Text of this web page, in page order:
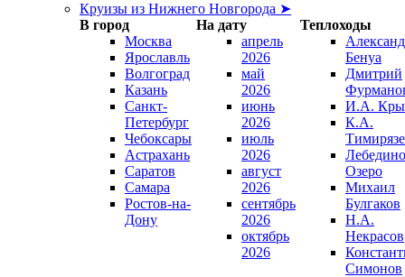
Круизы из Нижнего Новгорода ➤
В город
На дату
Теплоходы
Москва
Ярославль
Волгоград
Казань
Санкт-
Петербург
Чебоксары
Астрахань
Саратов
Самара
Ростов-на-
Дону
апрель
2026
май
2026
июнь
2026
июль
2026
август
2026
сентябрь
2026
октябрь
2026
Бенуа
Дмитрий
И.А.
К.А.
Озеро
Михаил
Булгаков
Н.А.
Некрасов
Симонов